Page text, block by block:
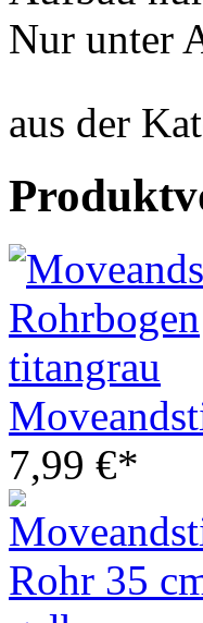
Nur unter
aus der
7,99 €*